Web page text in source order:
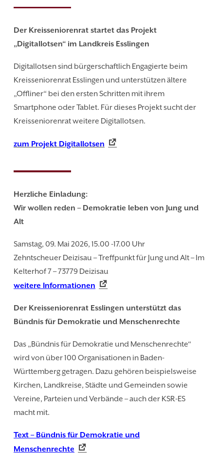
Der Kreisseniorenrat startet das Projekt
„Digitallotsen“ im Landkreis Esslingen
Digitallotsen sind bürgerschaftlich Engagierte beim
Kreisseniorenrat Esslingen und unterstützen ältere
„Offliner“ bei den ersten Schritten mit ihrem
Smartphone oder Tablet. Für dieses Projekt sucht der
Kreisseniorenrat weitere Digitallotsen.
zum Projekt Digitallotsen
Herzliche Einladung:
Wir wollen reden – Demokratie leben von Jung und
Alt
Samstag, 09. Mai 2026, 15.00 -17.00 Uhr
Zehntscheuer Deizisau – Treffpunkt für Jung und Alt – Im
Kelterhof 7 – 73779 Deizisau
weitere Informationen
Der Kreisseniorenrat Esslingen unterstützt das
Bündnis für Demokratie und Menschenrechte
Das „Bündnis für Demokratie und Menschenrechte“
wird von über 100 Organisationen in Baden-
Württemberg getragen. Dazu gehören beispielsweise
Kirchen, Landkreise, Städte und Gemeinden sowie
Vereine, Parteien und Verbände – auch der KSR-ES
macht mit.
Text – Bündnis für Demokratie und
Menschenrechte